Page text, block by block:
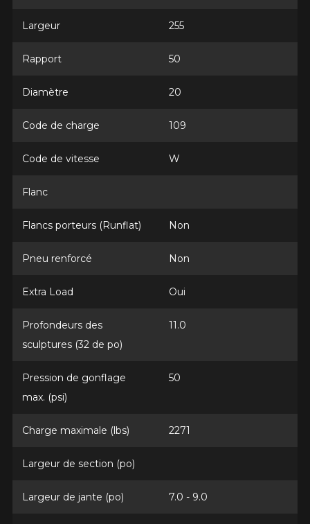
Largeur 255
Rapport 50
Diamètre 20
Code de charge 109
Code de vitesse W
Flanc
Flancs porteurs (Runflat) Non
Pneu renforcé Non
Extra Load Oui
Profondeurs des
sculptures (32 de po)
11.0
Pression de gonflage
max. (psi)
50
Charge maximale (lbs) 2271
Largeur de section (po)
Largeur de jante (po) 7.0 - 9.0
Marque
Modèle
Option
KM parcourus
Condition de route
Votre avis
1
2 3 4 5
Malheureusement, aucun résultat ne
recherche n'est disponible en ligne
aider à trouver le produit qu'il vous faut.
N'hésitez pas à contacter notre service